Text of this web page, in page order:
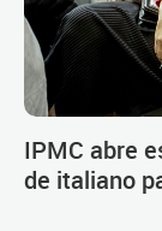
IPMC abre
de italiano